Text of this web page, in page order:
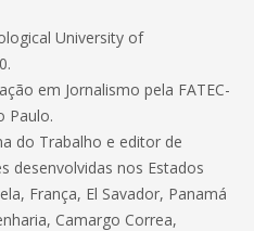
University of
em Jornalismo pela FATEC-
Paulo.
do Trabalho e editor de
desenvolvidas nos Estados
França, El Savador, Panamá
Camargo Correa,